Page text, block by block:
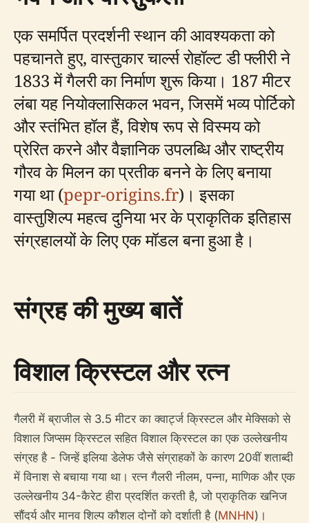
एक समर्पित प्रदर्शनी स्थान की आवश्यकता को
पहचानते हुए, वास्तुकार चार्ल्स रोहॉल्ट डी फ्लीरी ने
1833 में गैलरी का निर्माण शुरू किया। 187 मीटर
लंबा यह नियोक्लासिकल भवन, जिसमें भव्य पोर्टिको
और स्तंभित हॉल हैं, विशेष रूप से विस्मय को
प्रेरित करने और वैज्ञानिक उपलब्धि और राष्ट्रीय
गौरव के मिलन का प्रतीक बनने के लिए बनाया
गया था (pepr-origins.fr)। इसका
वास्तुशिल्प महत्व दुनिया भर के प्राकृतिक इतिहास
संग्रहालयों के लिए एक मॉडल बना हुआ है।
संग्रह की मुख्य बातें
विशाल क्रिस्टल और रत्न
गैलरी में ब्राजील से 3.5 मीटर का क्वार्ट्ज क्रिस्टल और मेक्सिको से
विशाल जिप्सम क्रिस्टल सहित विशाल क्रिस्टल का एक उल्लेखनीय
संग्रह है - जिन्हें इलिया डेलेफ जैसे संग्राहकों के कारण 20वीं शताब्दी
में विनाश से बचाया गया था। रत्न गैलरी नीलम, पन्ना, माणिक और एक
उल्लेखनीय 34-कैरेट हीरा प्रदर्शित करती है, जो प्राकृतिक खनिज
सौंदर्य और मानव शिल्प कौशल दोनों को दर्शाती है (MNHN)।